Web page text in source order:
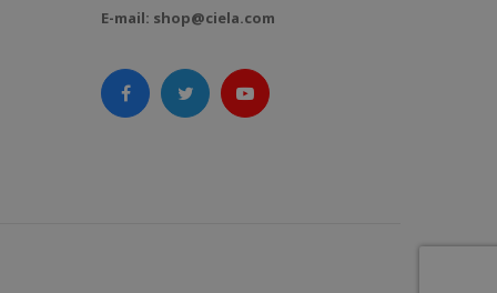
E-mail: shop@ciela.com